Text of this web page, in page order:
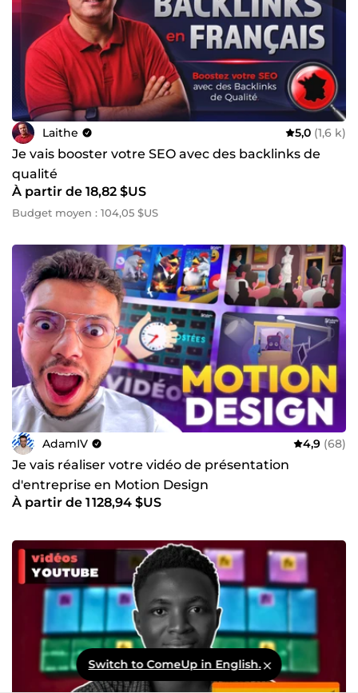
Laithe 5,0 (1,6 k)
Je vais booster votre SEO avec des backlinks de
qualité
À partir de 18,82 $US
Budget moyen : 104,05 $US
AdamIV 4,9 (68)
Je vais réaliser votre vidéo de présentation
d'entreprise en Motion Design
À partir de 1 128,94 $US
Switch to ComeUp in English.